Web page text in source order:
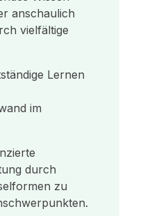
anschaulich
vielfältige
Lernen
im
durch
zu